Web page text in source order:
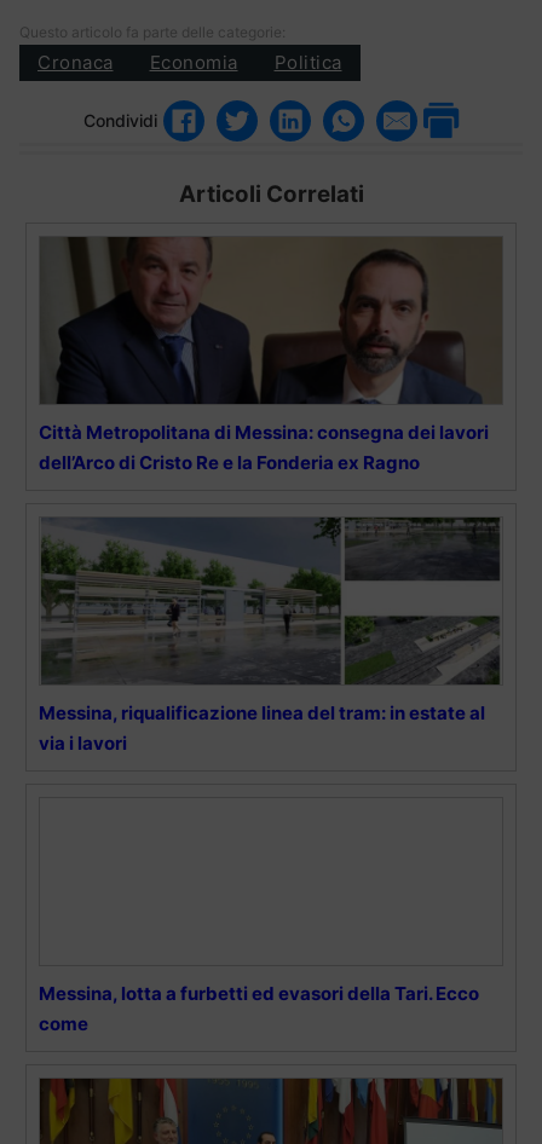
Questo articolo fa parte delle categorie:
Cronaca Economia Politica
Condividi
Articoli Correlati
Città Metropolitana di Messina: consegna dei lavori
dell’Arco di Cristo Re e la Fonderia ex Ragno
Messina, riqualificazione linea del tram: in estate al
via i lavori
Messina, lotta a furbetti ed evasori della Tari. Ecco
come